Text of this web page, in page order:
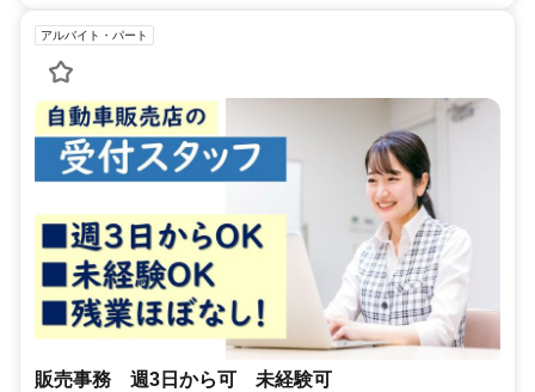
アルバイト・パート
販売事務 週3日から可 未経験可